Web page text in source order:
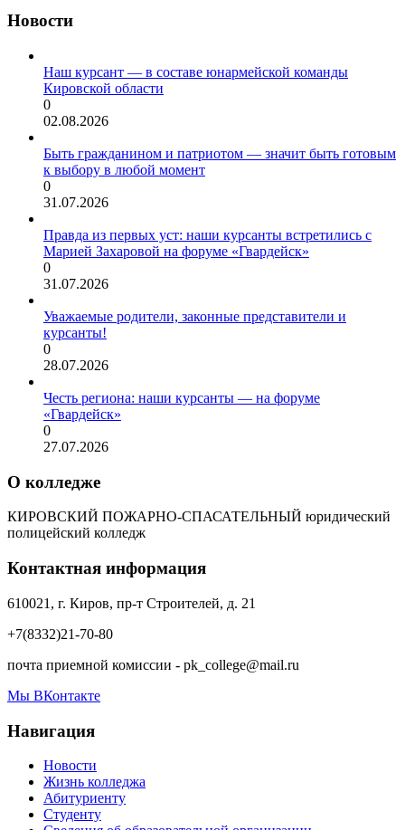
Новости
Наш курсант — в составе юнармейской команды
Кировской области
0
02.08.2026
Быть гражданином и патриотом — значит быть готовым
к выбору в любой момент
0
31.07.2026
Правда из первых уст: наши курсанты встретились с
Марией Захаровой на форуме «Гвардейск»
0
31.07.2026
Уважаемые родители, законные представители и
курсанты!
0
28.07.2026
Честь региона: наши курсанты — на форуме
«Гвардейск»
0
27.07.2026
О колледже
КИРОВСКИЙ ПОЖАРНО-СПАСАТЕЛЬНЫЙ юридический
полицейский колледж
Контактная информация
610021, г. Киров, пр-т Строителей, д. 21
+7(8332)21-70-80
почта приемной комиссии - pk_college@mail.ru
Мы ВКонтакте
Навигация
Новости
Жизнь колледжа
Абитуриенту
Студенту